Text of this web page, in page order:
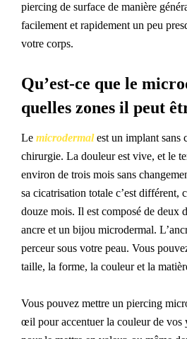
piercing de surface de manière
facilement et rapidement un peu
votre corps.
Qu’est-ce que le
quelles zones il peut
Le microdermalest un implant sans
chirurgie. La douleur est vive, et le
environ de trois mois sans
sa cicatrisation totale c’est différent,
douze mois. Il est composé de deux
ancre et un bijou microdermal.
perceur sous votre peau. Vous
taille, la forme, la couleur et la
Vous pouvez mettre un piercing
œil pour accentuer la couleur de vos